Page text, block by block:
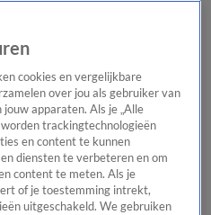
Het beste van Hart
Tip de
cookies en vergelijkbare
over jou als gebruiker van
apparaten. Als je „Alle
trackingtechnologieën
en content te kunnen
diensten te verbeteren en om
content te meten. Als je
of je toestemming intrekt,
uitgeschakeld. We gebruiken